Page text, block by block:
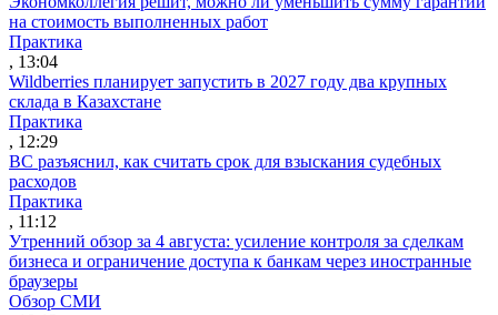
на стоимость выполненных работ
Практика
, 13:04
Wildberries планирует запустить в 2027 году два крупных
склада в Казахстане
Практика
, 12:29
ВС разъяснил, как считать срок для взыскания судебных
расходов
Практика
, 11:12
Утренний обзор за 4 августа: усиление контроля за сделкам
бизнеса и ограничение доступа к банкам через иностранные
браузеры
Обзор СМИ